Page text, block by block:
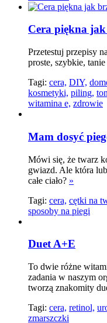
Cera piękna
Przetestuj przepisy
proste, szybkie,
Tagi: cera, DIY,
kosmetyki, piling,
witamina e, zdrowie
Mam dosyć
Mówi się, że twarz
gwiazd. Ale która
całe ciało? »
Tagi: cera, cętki na
sposoby na piegi
Duet A+E
To dwie różne
zadania w naszym
tworzą znakomity
Tagi: cera, retinol,
zmarszczki